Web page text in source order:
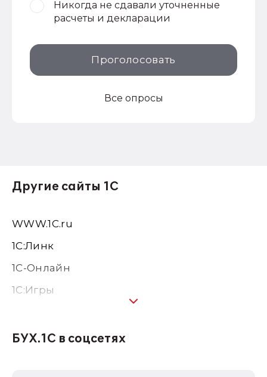
Никогда не сдавали уточненные
расчеты и декларации
Проголосовать
Все опросы
Другие сайты 1С
WWW.1С.ru
1С:Линк
1С-Онлайн
1C:Игры
1С:Консалтинг
БУХ.1С в соцсетях